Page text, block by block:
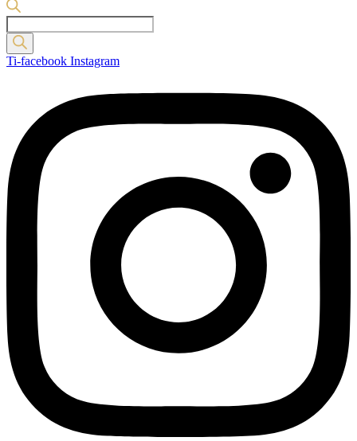
Products
search
Ti-facebook Instagram